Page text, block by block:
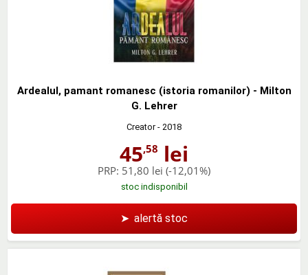
Ardealul, pamant romanesc (istoria romanilor) - Milton
G. Lehrer
Creator - 2018
45,58 lei
PRP: 51,80 lei (-12,01%)
stoc indisponibil
➤ alertă stoc